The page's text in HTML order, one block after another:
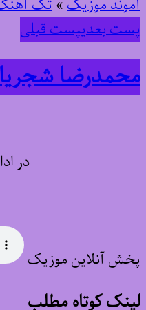
آموند موزیک»تک
پست بعدیپست قبلی
محمدرضا
در
پخش آنلاین موزیک
لینک کوتاه مطلب